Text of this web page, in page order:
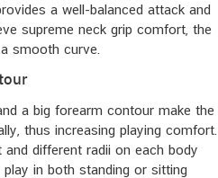
a well-balanced attack and
supreme neck grip comfort, the
smooth curve.
a big forearm contour make the
thus increasing playing comfort.
different radii on each body
in both standing or sitting